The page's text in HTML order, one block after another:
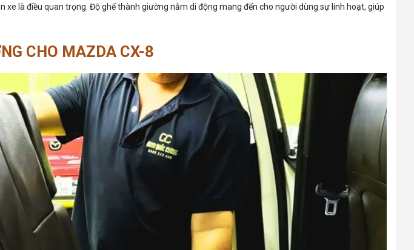
là điều quan trọng. Độ ghế thành giường nằm di động mang đến cho người dùng sự linh hoạt, giúp
CHO MAZDA CX-8